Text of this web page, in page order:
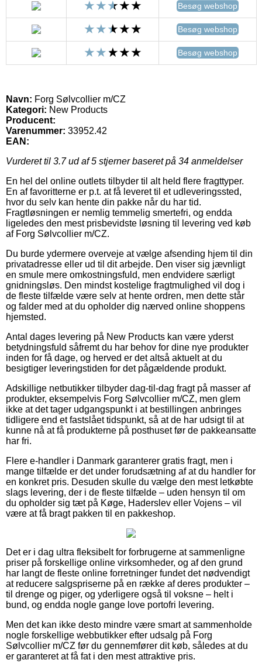
Besøg webshop
Besøg webshop
Besøg webshop
Navn: Forg Sølvcollier m/CZ
Kategori: New Products
Producent:
Varenummer: 33952.42
EAN:
Vurderet til 3.7ud af 5 stjerner baseret på 34 anmeldelser
En hel del online outlets tilbyder til alt held flere fragttyper.
En af favoritterne er p.t. at få leveret til et udleveringssted,
hvor du selv kan hente din pakke når du har tid.
Fragtløsningen er nemlig temmelig smertefri, og endda
ligeledes den mest prisbevidste løsning til levering ved køb
af Forg Sølvcollier m/CZ.
Du burde ydermere overveje at vælge afsending hjem til din
privatadresse eller ud til dit arbejde. Den viser sig jævnligt
en smule mere omkostningsfuld, men endvidere særligt
gnidningsløs. Den mindst kostelige fragtmulighed vil dog i
de fleste tilfælde være selv at hente ordren, men dette står
og falder med at du opholder dig nærved online shoppens
hjemsted.
Antal dages levering på New Products kan være yderst
betydningsfuld såfremt du har behov for dine nye produkter
inden for få dage, og herved er det altså aktuelt at du
besigtiger leveringstiden for det pågældende produkt.
Adskillige netbutikker tilbyder dag-til-dag fragt på masser af
produkter, eksempelvis Forg Sølvcollier m/CZ, men glem
ikke at det tager udgangspunkt i at bestillingen anbringes
tidligere end et fastslået tidspunkt, så at de har udsigt til at
kunne nå at få produkterne på posthuset før de pakkeansatte
har fri.
Flere e-handler i Danmark garanterer gratis fragt, men i
mange tilfælde er det under forudsætning af at du handler for
en konkret pris. Desuden skulle du vælge den mest letkøbte
slags levering, der i de fleste tilfælde – uden hensyn til om
du opholder sig tæt på Køge, Haderslev eller Vojens – vil
være at få bragt pakken til en pakkeshop.
Det er i dag ultra fleksibelt for forbrugerne at sammenligne
priser på forskellige online virksomheder, og af den grund
har langt de fleste online forretninger fundet det nødvendigt
at reducere salgspriserne på en række af deres produkter –
til drenge og piger, og yderligere også til voksne – helt i
bund, og endda nogle gange love portofri levering.
Men det kan ikke desto mindre være smart at sammenholde
nogle forskellige webbutikker efter udsalg på Forg
Sølvcollier m/CZ før du gennemfører dit køb, således at du
er garanteret at få fat i den mest attraktive pris.